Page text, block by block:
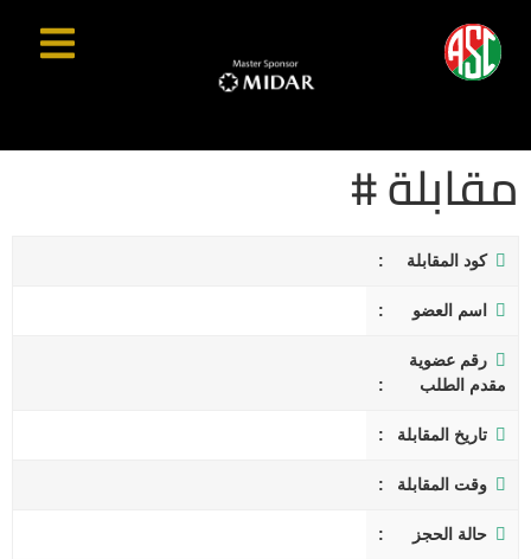
مقابلة #
كود المقابلة
اسم العضو
رقم عضوية
مقدم الطلب
تاريخ المقابلة
وقت المقابلة
حالة الحجز